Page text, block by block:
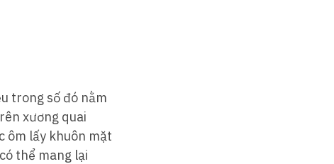
trong số đó nằm
xương quai
ôm lấy khuôn mặt
thể mang lại